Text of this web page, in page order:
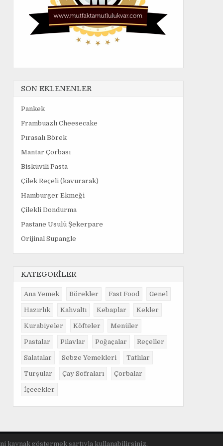
SON EKLENENLER
Pankek
Frambuazlı Cheesecake
Pırasalı Börek
Mantar Çorbası
Bisküvili Pasta
Çilek Reçeli (kavurarak)
Hamburger Ekmeği
Çilekli Dondurma
Pastane Usulü Şekerpare
Orijinal Supangle
KATEGORİLER
Ana Yemek Börekler Fast Food Genel
Hazırlık Kahvaltı Kebaplar Kekler
Kurabiyeler Köfteler Menüler
Pastalar Pilavlar Poğaçalar Reçeller
Salatalar Sebze Yemekleri Tatlılar
Turşular Çay Sofraları Çorbalar
İçecekler
göstermek şartıyla kullanabilirsiniz.